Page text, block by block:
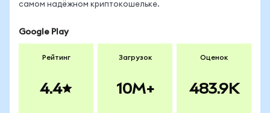
самом надёжном криптокошельке.
Google Play
Рейтинг
4.4
Загрузок
10M+
Оценок
483.9K